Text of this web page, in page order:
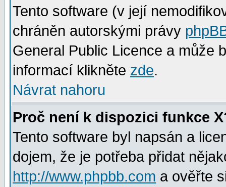
Tento software (v její
chráněn autorskými právy
General Public Licence a může
informací klikněte zde.
Návrat nahoru
Proč není k dispozici funkce
Tento software byl napsán a
dojem, že je potřeba přidat
http://www.phpbb.com a ověřte